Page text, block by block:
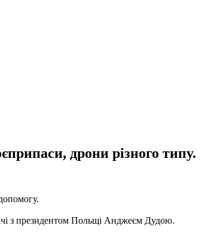
дрони різного типу.
з президентом Польщі Анджеєм Дудою.